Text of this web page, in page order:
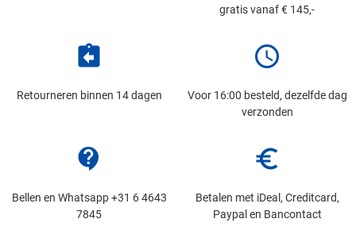
gratis vanaf € 145,-
assignment_return
Retourneren binnen 14 dagen
schedule
Voor 16:00 besteld, dezelfde dag
verzonden
contact_support
Bellen en Whatsapp +31 6 4643
7845
euro_symbol
Betalen met iDeal, Creditcard,
Paypal en Bancontact